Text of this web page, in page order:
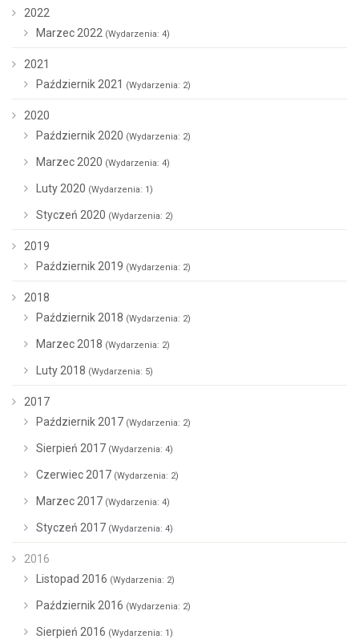
2022
Marzec 2022 (Wydarzenia: 4)
2021
Październik 2021 (Wydarzenia: 2)
2020
Październik 2020 (Wydarzenia: 2)
Marzec 2020 (Wydarzenia: 4)
Luty 2020 (Wydarzenia: 1)
Styczeń 2020 (Wydarzenia: 2)
2019
Październik 2019 (Wydarzenia: 2)
2018
Październik 2018 (Wydarzenia: 2)
Marzec 2018 (Wydarzenia: 2)
Luty 2018 (Wydarzenia: 5)
2017
Październik 2017 (Wydarzenia: 2)
Sierpień 2017 (Wydarzenia: 4)
Czerwiec 2017 (Wydarzenia: 2)
Marzec 2017 (Wydarzenia: 4)
Styczeń 2017 (Wydarzenia: 4)
2016
Listopad 2016 (Wydarzenia: 2)
Październik 2016 (Wydarzenia: 2)
Sierpień 2016 (Wydarzenia: 1)